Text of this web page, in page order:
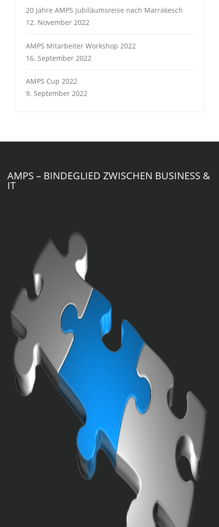
20 Jahre AMPS Jubiläumsreise nach Marrakesch
12. November 2022
AMPS Mitarbeiter Workshop 2022
16. September 2022
AMPS Cup 2022
9. September 2022
AMPS – BINDEGLIED ZWISCHEN BUSINESS &
IT